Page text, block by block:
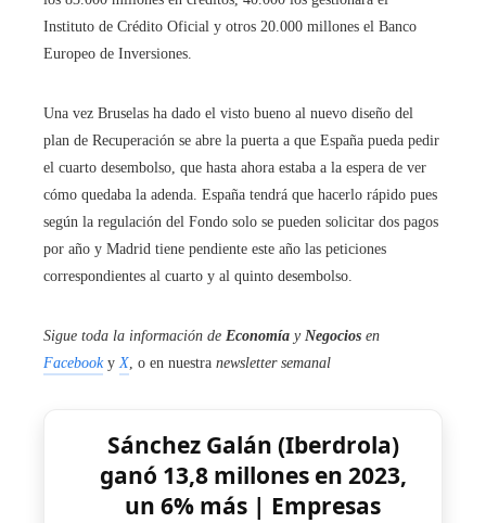
Instituto de Crédito Oficial y otros 20.000 millones el Banco
Europeo de Inversiones.
Una vez Bruselas ha dado el visto bueno al nuevo diseño del
plan de Recuperación se abre la puerta a que España pueda pedir
el cuarto desembolso, que hasta ahora estaba a la espera de ver
cómo quedaba la adenda. España tendrá que hacerlo rápido pues
según la regulación del Fondo solo se pueden solicitar dos pagos
por año y Madrid tiene pendiente este año las peticiones
correspondientes al cuarto y al quinto desembolso.
Sigue toda la información de Economía y Negocios en
FacebookyX, o en nuestra newsletter semanal
Sánchez Galán (Iberdrola)
ganó 13,8 millones en 2023,
un 6% más | Empresas